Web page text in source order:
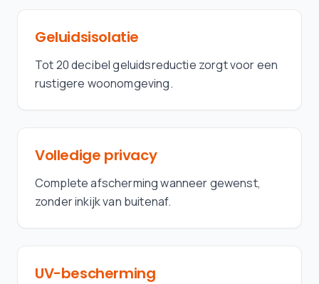
Geluidsisolatie
Tot 20 decibel geluidsreductie zorgt voor een
rustigere woonomgeving.
Volledige privacy
Complete afscherming wanneer gewenst,
zonder inkijk van buitenaf.
UV-bescherming